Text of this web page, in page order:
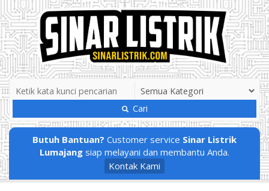
Cari
Butuh Bantuan? Customer service Sinar Listrik
Lumajang siap melayani dan membantu Anda.
Kontak Kami